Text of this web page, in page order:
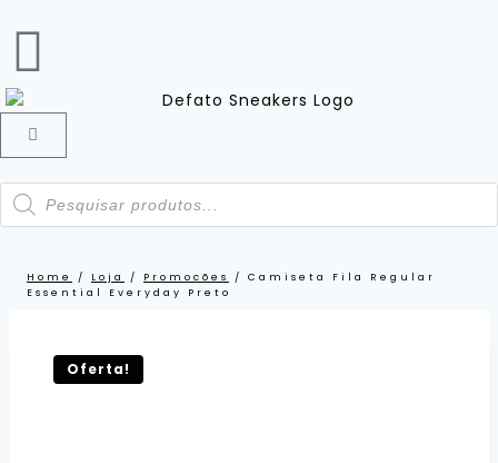
Home / Loja / Promocões /
Camiseta Fila Regular
Essential Everyday Preto
Oferta!